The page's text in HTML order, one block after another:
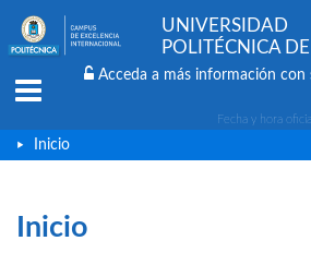
Fecha y hora
UNIVERSIDAD
POLITÉCNICA
Acceda a más información con su
Inicio
Inicio